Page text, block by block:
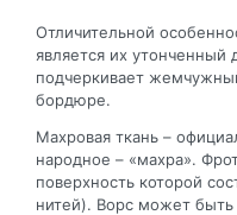
Отличительной
является их
подчеркивает
бордюре.
Махровая ткань –
народное – «махра».
поверхность которой
нитей). Ворс может